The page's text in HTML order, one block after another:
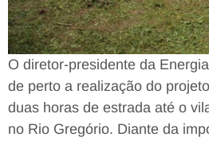
O diretor-presidente da
de perto a realização do
duas horas de estrada até o
no Rio Gregório. Diante da